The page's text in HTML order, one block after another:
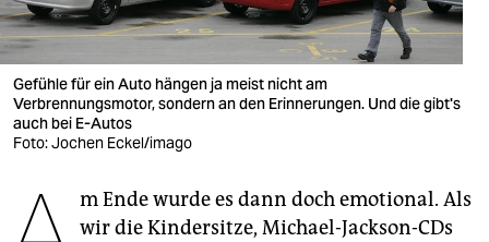
veranstaltungen
shop
fragen & hilfe
unterstützen
genossenschaft
Gefühle für ein Auto hängen ja meist nicht am
Verbrennungsmotor, sondern an den Erinnerungen. Und die gibt's
auch bei E-Autos
Foto: Jochen Eckel/imago
m Ende wurde es dann doch emotional. Als
wir die Kindersitze, Michael-Jackson-CDs